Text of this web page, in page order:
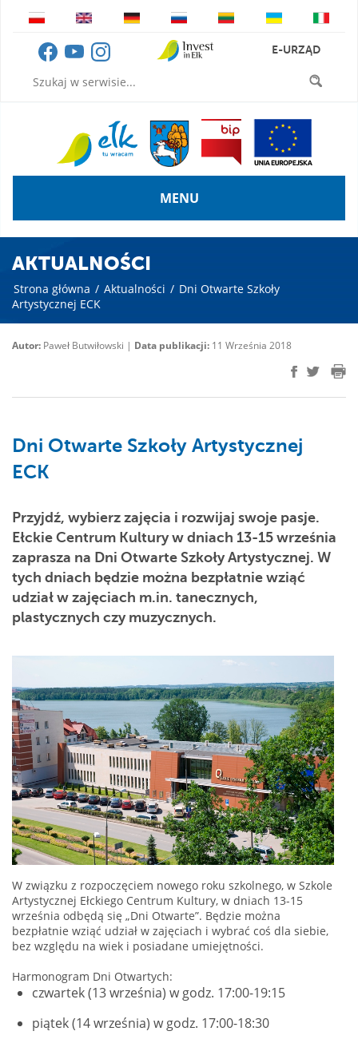
E-URZĄD
MENU
AKTUALNOŚCI
Strona główna / Aktualności / Dni Otwarte Szkoły
Artystycznej ECK
Autor: Paweł Butwiłowski | Data publikacji: 11 Września 2018
Dni Otwarte Szkoły Artystycznej
ECK
Przyjdź, wybierz zajęcia i rozwijaj swoje pasje.
Ełckie Centrum Kultury w dniach 13-15 września
zaprasza na Dni Otwarte Szkoły Artystycznej. W
tych dniach będzie można bezpłatnie wziąć
udział w zajęciach m.in. tanecznych,
plastycznych czy muzycznych.
W związku z rozpoczęciem nowego roku szkolnego, w Szkole
Artystycznej Ełckiego Centrum Kultury, w dniach 13-15
września odbędą się „Dni Otwarte”. Będzie można
bezpłatnie wziąć udział w zajęciach i wybrać coś dla siebie,
bez względu na wiek i posiadane umiejętności.
Harmonogram Dni Otwartych:
czwartek (13 września) w godz. 17:00-19:15
piątek (14 września) w godz. 17:00-18:30